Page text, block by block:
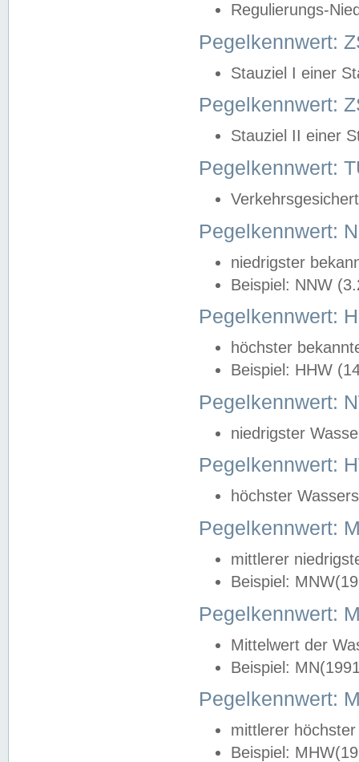
Regulierungs-
Pegelkennwert:
Stauziel I einer
Pegelkennwert:
Stauziel II einer
Pegelkennwert:
Pegelkennwert:
niedrigster
Beispiel: NNW
Pegelkennwert:
höchster
Beispiel: HHW
Pegelkennwert:
niedrigster
Pegelkennwert:
höchster
Pegelkennwert:
mittlerer
Beispiel:
Pegelkennwert:
Mittelwert der
Beispiel:
Pegelkennwert:
mittlerer
Beispiel: